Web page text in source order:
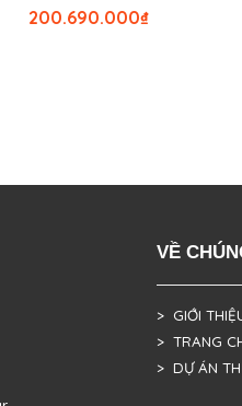
₫
200.690.000
VỀ
> GIỚI
> TRANG
> DỰ ÁN